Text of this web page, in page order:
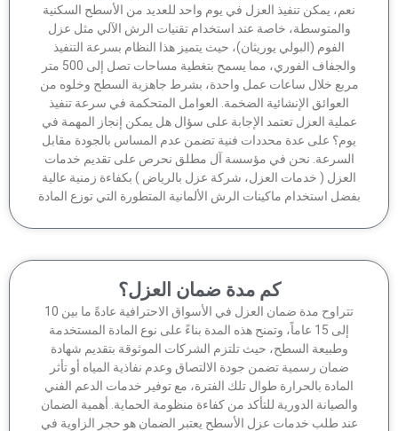
يمكن تنفيذ العزل في يوم واحد للعديد من الأسطح السكنية
والمتوسطة، خاصة عند استخدام تقنيات الرش الآلي مثل عزل
الفوم (البولي يوريثان)، حيث يتميز هذا النظام بسرعة التنفيذ
والجفاف الفوري، مما يسمح بتغطية مساحات تصل إلى 500 متر
خلال ساعات عمل واحدة، بشرط جاهزية السطح وخلوه من
العوائق الإنشائية الضخمة. العوامل المتحكمة في سرعة تنفيذ
العزل تعتمد الإجابة على سؤال هل يمكن إنجاز المهمة في
على عدة محددات فنية تضمن عدم المساس بالجودة مقابل
نحن في مؤسسة آل مطلق نحرص على تقديم خدمات
( خدمات العزل، شركة عزل بالرياض ) بكفاءة زمنية عالية
استخدام ماكينات الرش الألمانية المتطورة التي توزع المادة
كم مدة ضمان العزل؟
تتراوح مدة ضمان العزل في الأسواق الاحترافية عادةً ما بين 10
إلى 15 عاماً، وتمنح هذه المدة بناءً على نوع المادة المستخدمة
وطبيعة السطح، حيث تلتزم الشركات الموثوقة بتقديم شهادة
ضمان رسمية تضمن جودة الالتصاق وعدم نفاذية المياه أو تأثر
المادة بالحرارة طوال تلك الفترة، مع توفير خدمات الدعم الفني
الدورية للتأكد من كفاءة منظومة الحماية. أهمية الضمان
طلب خدمات عزل الأسطح يعتبر الضمان هو حجر الزاوية في